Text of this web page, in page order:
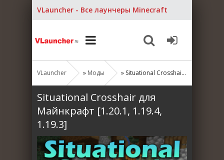
VLauncher - Все лаунчеры Minecraft
VLauncher » Моды » Situational Crosshair для Майнкрафт [1.20.1, 1.19.4, 1.19.3]
Situational Crosshair для
Майнкрафт [1.20.1, 1.19.4,
1.19.3]